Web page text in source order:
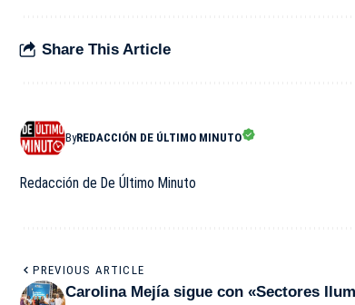
Share This Article
ByREDACCIÓN DE ÚLTIMO MINUTO
Redacción de De Último Minuto
PREVIOUS ARTICLE
Carolina Mejía sigue con «Sectores